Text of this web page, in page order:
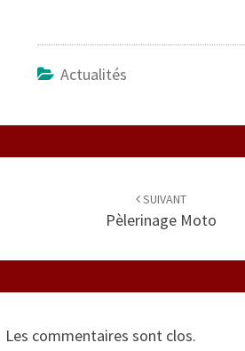
Actualités
SUIVANT
Pèlerinage Moto
Les commentaires sont clos.